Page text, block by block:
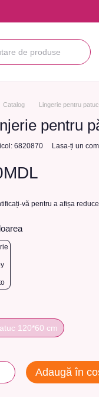
Catalog Lingerie pentru patuc
pentru
6820870 Lasa-ți un
văpentru a afișa
120*60 cm
Adaugă în